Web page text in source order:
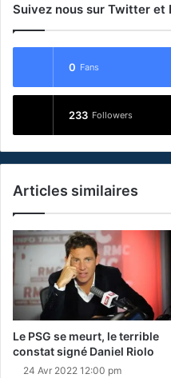
Suivez nous sur Twitter et
0 Fans
233 Followers
Articles similaires
Le PSG se meurt, le terrible
constat signé Daniel Riolo
24 Avr 2022 12:00 pm